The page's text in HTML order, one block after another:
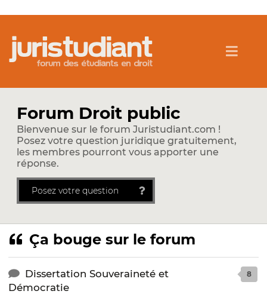
Forum Droit public
Bienvenue sur le forum Juristudiant.com !
Posez votre question juridique gratuitement,
les membres pourront vous apporter une
réponse.
Posez votre question
Ça bouge sur le forum
Dissertation Souveraineté et
Démocratie
8